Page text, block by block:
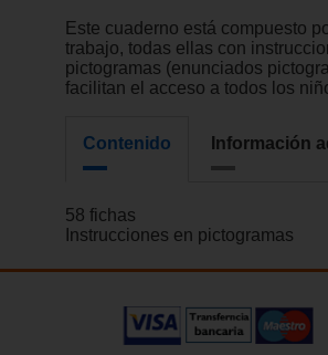
Este cuaderno está compuesto
trabajo, todas ellas con
pictogramas (enunciados
facilitan el acceso a todos los
Contenido Información
58 fichas
Instrucciones en pictogramas